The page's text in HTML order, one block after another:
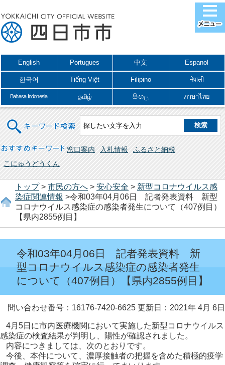
English Portugues 中文 Espanol
한국어 Tiếng Việt Filipino नेपाली
Bahasa Indonesia தமிழ் සිංහල ภาษาไทย
キーワード検索
おすすめキーワード 窓口案内 入札情報
ふるさと納税
こにゅうどうくん
トップ> 市民の方へ > 安心安全 > 新型コロナウイルス感
染症関連情報 >令和03年04月06日 記者発表資料 新型
コロナウイルス感染症の感染者発生について（407例目）
【県内2855例目】
令和03年04月06日 記者発表資料 新
型コロナウイルス感染症の感染者発生
について（407例目）【県内2855例目】
問い合わせ番号：16176-7420-6625 更新日：2021年 4月 6日
4月5日に市内医療機関において実施した新型コロナウイルス
感染症の検査結果が判明し、陽性が確認されました。
内容につきましては、次のとおりです。
今後、本件について、濃厚接触者の把握を含めた積極的疫学